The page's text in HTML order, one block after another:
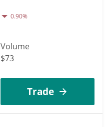
0.90%
Volume
$73
Trade